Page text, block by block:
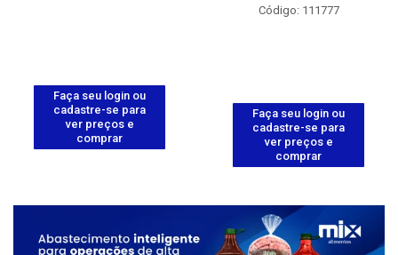
Faça seu login ou
cadastre-se para
ver preços e
comprar
Código: 111777
Faça seu login ou
cadastre-se para
ver preços e
comprar